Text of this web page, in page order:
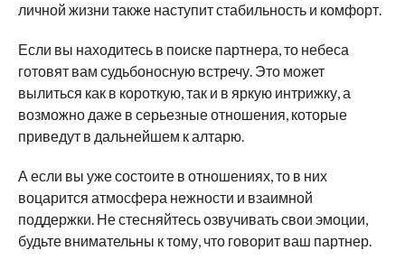
личной жизни также наступит стабильность и комфорт.
Если вы находитесь в поиске партнера, то небеса
готовят вам судьбоносную встречу. Это может
вылиться как в короткую, так и в яркую интрижку, а
возможно даже в серьезные отношения, которые
приведут в дальнейшем к алтарю.
А если вы уже состоите в отношениях, то в них
воцарится атмосфера нежности и взаимной
поддержки. Не стесняйтесь озвучивать свои эмоции,
будьте внимательны к тому, что говорит ваш партнер.